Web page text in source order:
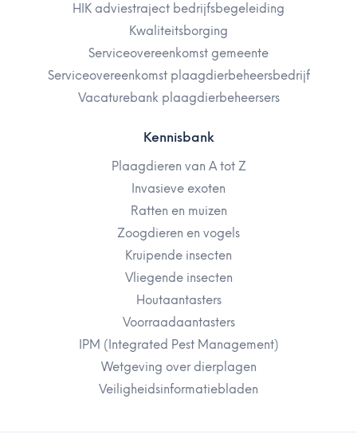
HIK adviestraject bedrijfsbegeleiding
Kwaliteitsborging
Serviceovereenkomst gemeente
Serviceovereenkomst plaagdierbeheersbedrijf
Vacaturebank plaagdierbeheersers
Kennisbank
Plaagdieren van A tot Z
Invasieve exoten
Ratten en muizen
Zoogdieren en vogels
Kruipende insecten
Vliegende insecten
Houtaantasters
Voorraadaantasters
IPM (Integrated Pest Management)
Wetgeving over dierplagen
Veiligheidsinformatiebladen